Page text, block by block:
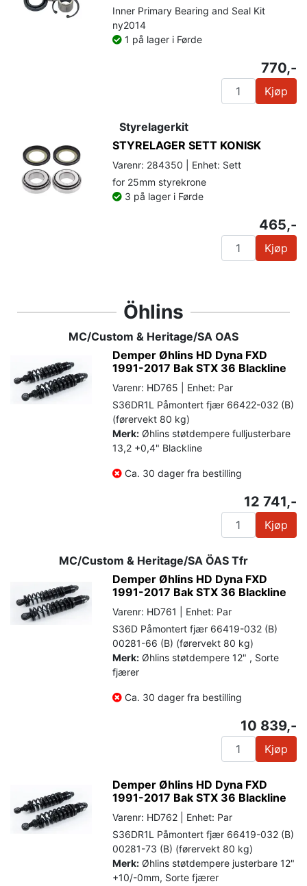
Inner Primary Bearing and Seal Kit
ny2014
1 på lager i Førde
770,-
Kjøp
Styrelagerkit
STYRELAGER SETT KONISK
Varenr: 284350 | Enhet: Sett
for 25mm styrekrone
3 på lager i Førde
465,-
Kjøp
Öhlins
MC/Custom & Heritage/SA OAS
Demper Øhlins HD Dyna FXD
1991-2017 Bak STX 36 Blackline
Varenr: HD765 | Enhet: Par
S36DR1L Påmontert fjær 66422-032 (B)
(førervekt 80 kg)
Merk: Øhlins støtdempere fulljusterbare
13,2 +0,4" Blackline
Ca. 30 dager fra bestilling
12 741,-
Kjøp
MC/Custom & Heritage/SA ÖAS Tfr
Demper Øhlins HD Dyna FXD
1991-2017 Bak STX 36 Blackline
Varenr: HD761 | Enhet: Par
S36D Påmontert fjær 66419-032 (B)
00281-66 (B) (førervekt 80 kg)
Merk: Øhlins støtdempere 12" , Sorte
fjærer
Ca. 30 dager fra bestilling
10 839,-
Kjøp
Demper Øhlins HD Dyna FXD
1991-2017 Bak STX 36 Blackline
Varenr: HD762 | Enhet: Par
S36DR1L Påmontert fjær 66419-032 (B)
00281-73 (B) (førervekt 80 kg)
Merk: Øhlins støtdempere justerbare 12"
+10/-0mm, Sorte fjærer